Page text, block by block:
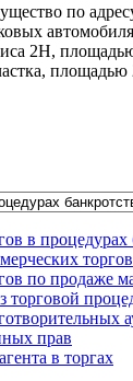
по
2Н,
площадью
в процедурах
торгов
по продаже
торговой
прав
в торгах